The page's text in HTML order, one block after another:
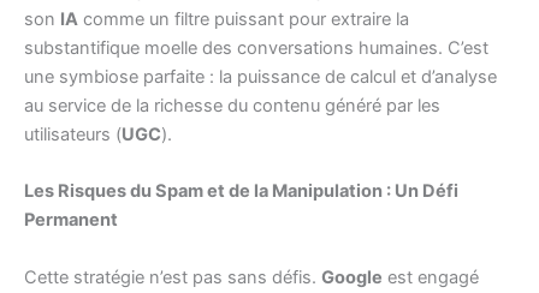
son IA comme un filtre puissant pour extraire la
substantifique moelle des conversations humaines. C’est
une symbiose parfaite : la puissance de calcul et d’analyse
au service de la richesse du contenu généré par les
utilisateurs (UGC).
Les Risques du Spam et de la Manipulation : Un Défi
Permanent
Cette stratégie n’est pas sans défis. Google est engagé